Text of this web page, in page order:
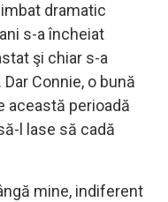
dramatic
s-a încheiat
şi chiar s-a
Connie, o bună
această perioadă
l lase să cadă
mine, indiferent